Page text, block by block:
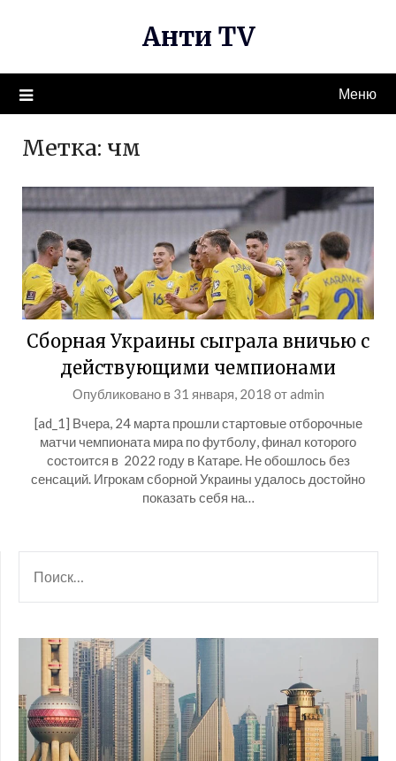
Анти TV
Меню
Метка: чм
Сборная Украины сыграла вничью с
действующими чемпионами
Опубликовано в 31 января, 2018 отadmin
[ad_1] Вчера, 24 марта прошли стартовые отборочные
матчи чемпионата мира по футболу, финал которого
состоится в 2022 году в Катаре. Не обошлось без
сенсаций. Игрокам сборной Украины удалось достойно
показать себя на…